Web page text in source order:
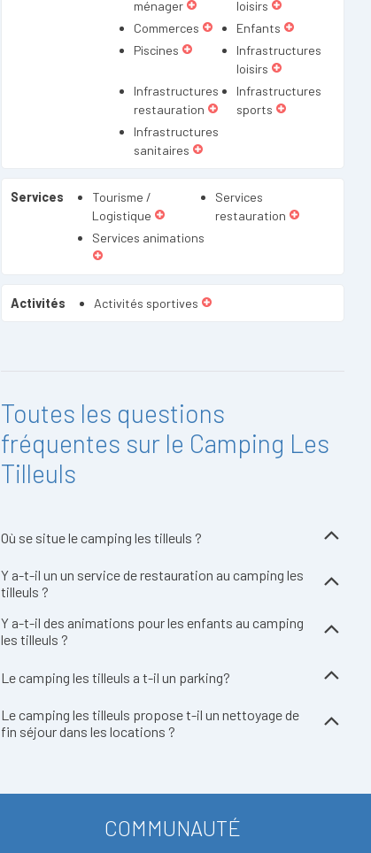
ménager
loisirs
Commerces
Enfants
Piscines
Infrastructures
loisirs
Infrastructures
restauration
Infrastructures
sports
Infrastructures
sanitaires
Services
Tourisme /
Logistique
Services
restauration
Services animations
Activités Activités sportives
Toutes les questions
fréquentes sur le Camping Les
Tilleuls
Où se situe le camping les tilleuls ?
Y a-t-il un un service de restauration au camping les
tilleuls ?
Y a-t-il des animations pour les enfants au camping
les tilleuls ?
Le camping les tilleuls a t-il un parking?
Le camping les tilleuls propose t-il un nettoyage de
fin séjour dans les locations ?
COMMUNAUTÉ